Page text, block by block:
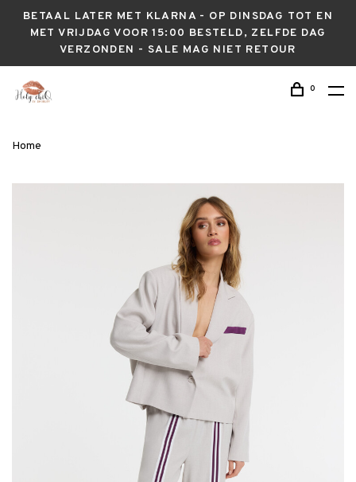
BETAAL LATER MET KLARNA - OP DINSDAG TOT EN
MET VRIJDAG VOOR 15:00 BESTELD, ZELFDE DAG
VERZONDEN - SALE MAG NIET RETOUR
0
Home